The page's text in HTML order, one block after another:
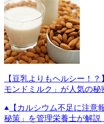
【豆乳よりもヘルシー！
モンドミルク」が人気の秘
【カルシウム不足に注意
秘策」を管理栄養士が解説